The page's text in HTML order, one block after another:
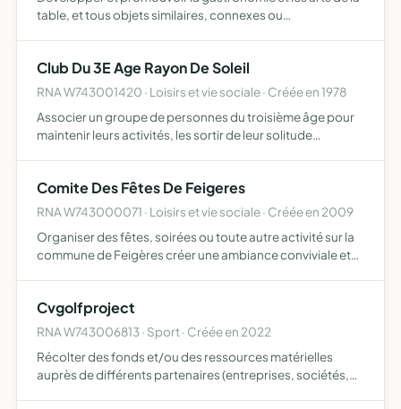
table, et tous objets similaires, connexes ou
Club Du 3E Age Rayon De Soleil
RNA W743001420 · Loisirs et vie sociale · Créée en 1978
Associer un groupe de personnes du troisième âge pour
maintenir leurs activités, les sortir de leur solitude
Comite Des Fêtes De Feigeres
RNA W743000071 · Loisirs et vie sociale · Créée en 2009
Organiser des fêtes, soirées ou toute autre activité sur la
commune de Feigères créer une ambiance conviviale et
Cvgolfproject
RNA W743006813 · Sport · Créée en 2022
Récolter des fonds et/ou des ressources matérielles
auprès de différents partenaires (entreprises, sociétés,